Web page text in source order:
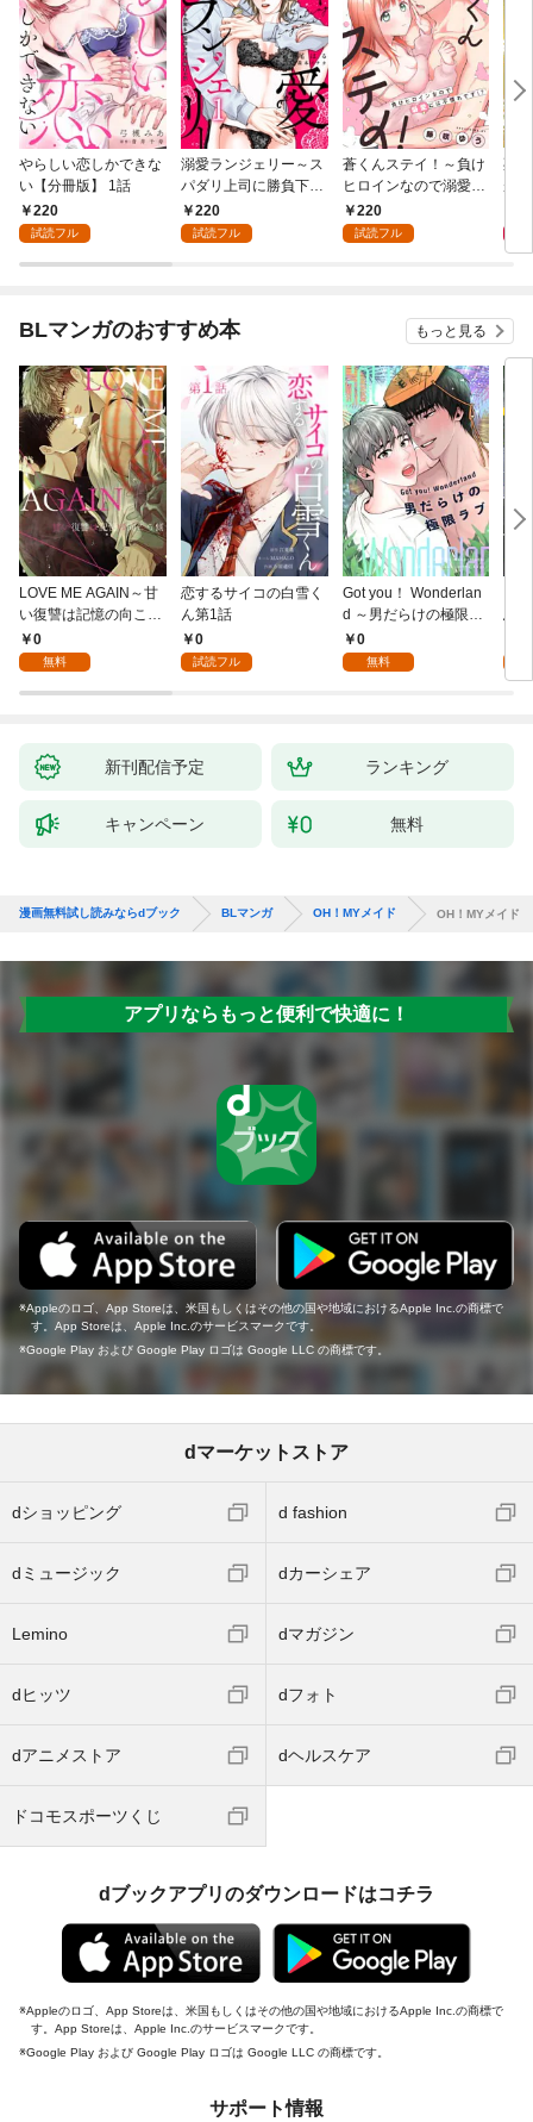
やらしい恋しかできな
い【分冊版】 1話
220
試読フル
溺愛ランジェリー～ス
パダリ上司に勝負下着
を見られたら淫靡な恋
が始まった～【分冊
220
試読フル
蒼くんステイ！～負け
ヒロインなので溺愛に
は不慣れです！？～
【分冊版】 1話
220
試読フル
死
が
っ
BLマンガのおすすめ本 もっと見る
LOVE ME AGAIN～甘
い復讐は記憶の向こう
側～(1)
0
無料
恋するサイコの白雪く
ん第1話
0
試読フル
Got you！ Wonderlan
d ～男だらけの極限ラ
ブ～(1)
0
無料
新刊配信予定 ランキング
キャンペーン 無料
漫画無料試し読みならdブック BLマンガ OH！MYメイド OH！MYメイド
アプリならもっと便利で快適に！
Appleのロゴ、App Storeは、米国もしくはその他の国や地域におけるApple Inc.の商標で
す。App Storeは、Apple Inc.のサービスマークです。
Google Play および Google Play ロゴは Google LLC の商標です。
dマーケットストア
dショッピング d fashion
dミュージック dカーシェア
Lemino dマガジン
dヒッツ dフォト
dアニメストア dヘルスケア
ドコモスポーツくじ
dブックアプリのダウンロードはコチラ
Appleのロゴ、App Storeは、米国もしくはその他の国や地域におけるApple Inc.の商標で
す。App Storeは、Apple Inc.のサービスマークです。
Google Play および Google Play ロゴは Google LLC の商標です。
サポート情報